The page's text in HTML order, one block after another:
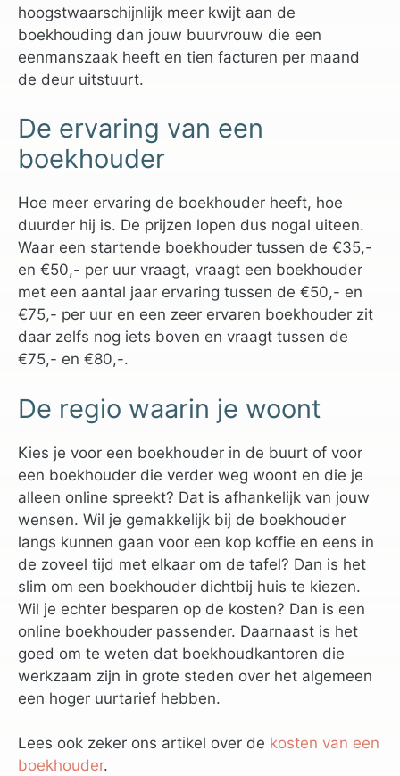
hoogstwaarschijnlijk meer kwijt aan de
boekhouding dan jouw buurvrouw die een
eenmanszaak heeft en tien facturen per maand
de deur uitstuurt.
De ervaring van een
boekhouder
Hoe meer ervaring de boekhouder heeft, hoe
duurder hij is. De prijzen lopen dus nogal uiteen.
Waar een startende boekhouder tussen de €35,-
en €50,- per uur vraagt, vraagt een boekhouder
met een aantal jaar ervaring tussen de €50,- en
€75,- per uur en een zeer ervaren boekhouder zit
daar zelfs nog iets boven en vraagt tussen de
€75,- en €80,-.
De regio waarin je woont
Kies je voor een boekhouder in de buurt of voor
een boekhouder die verder weg woont en die je
alleen online spreekt? Dat is afhankelijk van jouw
wensen. Wil je gemakkelijk bij de boekhouder
langs kunnen gaan voor een kop koffie en eens in
de zoveel tijd met elkaar om de tafel? Dan is het
slim om een boekhouder dichtbij huis te kiezen.
Wil je echter besparen op de kosten? Dan is een
online boekhouder passender. Daarnaast is het
goed om te weten dat boekhoudkantoren die
werkzaam zijn in grote steden over het algemeen
een hoger uurtarief hebben.
Lees ook zeker ons artikel over de kosten van een
boekhouder.